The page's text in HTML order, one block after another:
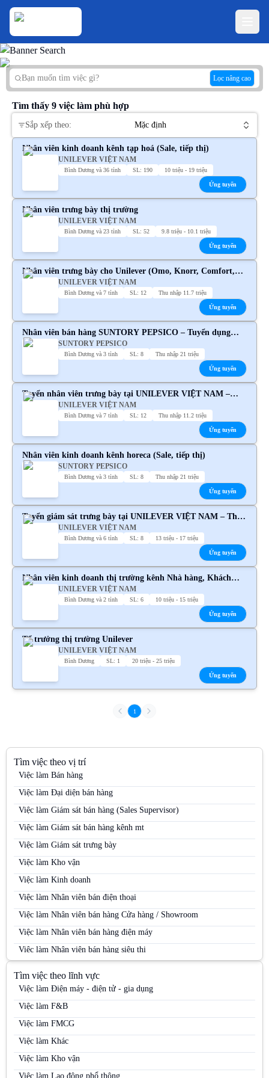
Lọc nâng cao
Tìm thấy 9 việc làm phù hợp
Sắp xếp theo: Mặc định
Nhân viên kinh doanh kênh tạp hoá (Sale, tiếp thị)
UNILEVER VIỆT NAM
Bình Dương và 36 tỉnh SL: 190 10 triệu - 19 triệu
Ứng tuyển
Nhân viên trưng bày thị trường
UNILEVER VIỆT NAM
Bình Dương và 23 tỉnh SL: 52 9.8 triệu - 10.1 triệu
Ứng tuyển
Nhân viên trưng bày cho Unilever (Omo, Knorr, Comfort,
Sunsilk, P/S,...)UNILEVER VIỆT NAM
Bình Dương và 7 tỉnh SL: 12 Thu nhập 11.7 triệu
Ứng tuyển
Nhân viên bán hàng SUNTORY PEPSICO – Tuyển dụng
chính thứcSUNTORY PEPSICO
Bình Dương và 3 tỉnh SL: 8 Thu nhập 21 triệu
Ứng tuyển
Tuyển nhân viên trưng bày tại UNILEVER VIỆT NAM –
Thu nhập cạnh tranh
UNILEVER VIỆT NAM
Bình Dương và 7 tỉnh SL: 12 Thu nhập 11.2 triệu
Ứng tuyển
Nhân viên kinh doanh kênh horeca (Sale, tiếp thị)
SUNTORY PEPSICO
Bình Dương và 3 tỉnh SL: 8 Thu nhập 21 triệu
Ứng tuyển
Tuyển giám sát trưng bày tại UNILEVER VIỆT NAM – Thu
nhập cạnh tranhUNILEVER VIỆT NAM
Bình Dương và 6 tỉnh SL: 8 13 triệu - 17 triệu
Ứng tuyển
Nhân viên kinh doanh thị trường kênh Nhà hàng, Khách
sạn, Giặt ủi,... Unilever
UNILEVER VIỆT NAM
Bình Dương và 2 tỉnh SL: 6 10 triệu - 15 triệu
Ứng tuyển
Tổ trưởng thị trường Unilever
UNILEVER VIỆT NAM
Bình Dương SL: 1 20 triệu - 25 triệu
Ứng tuyển
1
Tìm việc theo vị trí
Việc làm Bán hàng
Việc làm Đại diện bán hàng
Việc làm Giám sát bán hàng (Sales Supervisor)
Việc làm Giám sát bán hàng kênh mt
Việc làm Giám sát trưng bày
Việc làm Kho vận
Việc làm Kinh doanh
Việc làm Nhân viên bán điện thoại
Việc làm Nhân viên bán hàng Cửa hàng / Showroom
Việc làm Nhân viên bán hàng điện máy
Việc làm Nhân viên bán hàng siêu thị
Việc làm Nhân viên bán hàng trung tâm thương mại
Việc làm Nhân viên kinh doanh
Việc làm Nhân viên kinh doanh điện máy
Việc làm Nhân viên kinh doanh hàng tiêu dùng
Việc làm Nhân viên kinh doanh kênh MT
Việc làm Nhân viên kinh doanh mỹ phẩm
Tìm việc theo lĩnh vực
Việc làm Điện máy - điện tử - gia dụng
Việc làm F&B
Việc làm FMCG
Việc làm Khác
Việc làm Kho vận
Việc làm Lao động phổ thông